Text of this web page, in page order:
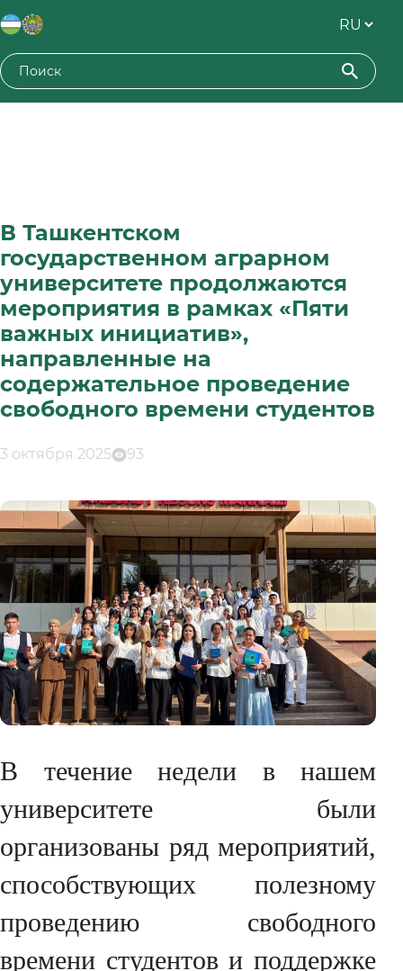
В Ташкентском
государственном аграрном
университете продолжаются
мероприятия в рамках «Пяти
важных инициатив»,
направленные на
содержательное проведение
свободного времени студентов
3 октября 2025 93
В течение недели в нашем
университете были
организованы ряд мероприятий,
способствующих полезному
проведению свободного
времени студентов и поддержке